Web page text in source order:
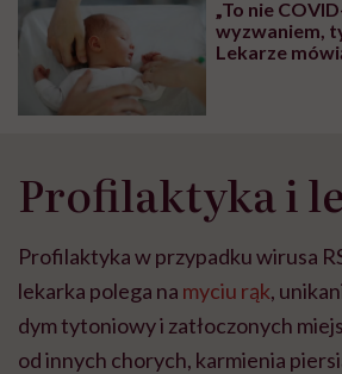
„To nie
wyzwaniem,
Lekarze
Profilaktyka i
Profilaktyka w przypadku wirusa
lekarka polega na myciu rąk,
dym tytoniowy i zatłoczonych
od innych chorych, karmienia